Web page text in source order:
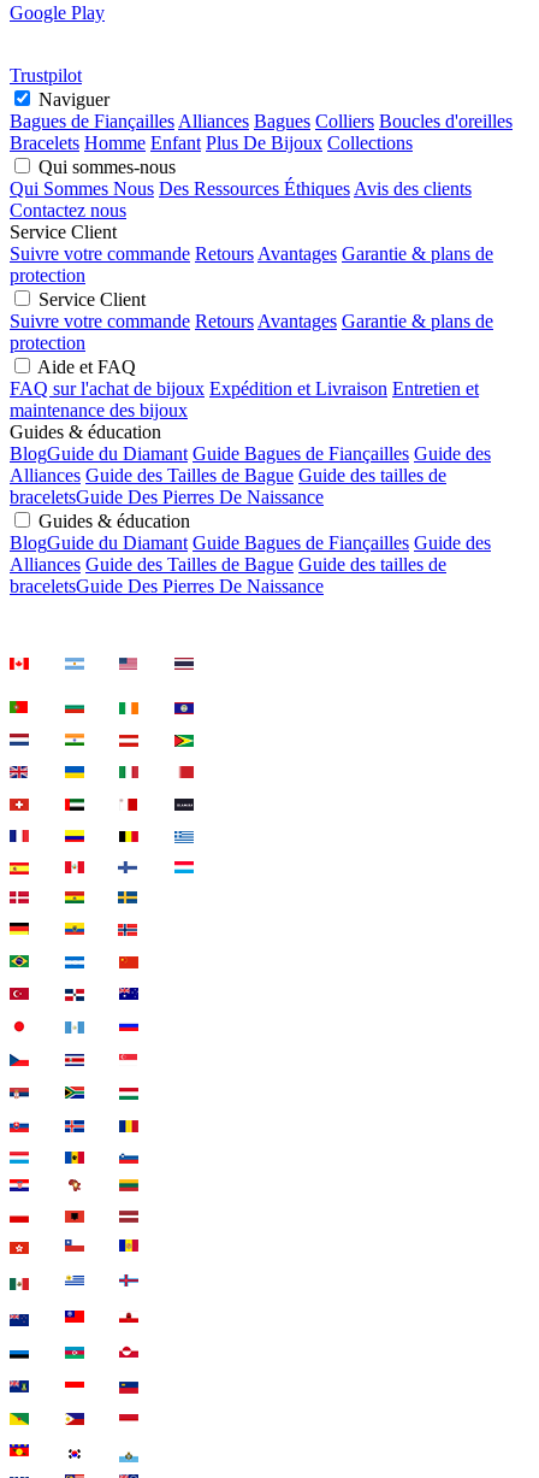
Google Play
Trustpilot
Naviguer
Bagues de Fiançailles Alliances Bagues Colliers Boucles d'oreilles
Bracelets Homme Enfant Plus De Bijoux Collections
Qui sommes-nous
Qui Sommes Nous Des Ressources Éthiques Avis des clients
Contactez nous
Service Client
Suivre votre commande Retours Avantages Garantie & plans de
protection
Service Client
Suivre votre commande Retours Avantages Garantie & plans de
protection
Aide et FAQ
FAQ sur l'achat de bijoux Expédition et Livraison Entretien et
maintenance des bijoux
Guides & éducation
BlogGuide du Diamant Guide Bagues de Fiançailles Guide des
Alliances Guide des Tailles de Bague Guide des tailles de
braceletsGuide Des Pierres De Naissance
Guides & éducation
BlogGuide du Diamant Guide Bagues de Fiançailles Guide des
Alliances Guide des Tailles de Bague Guide des tailles de
braceletsGuide Des Pierres De Naissance